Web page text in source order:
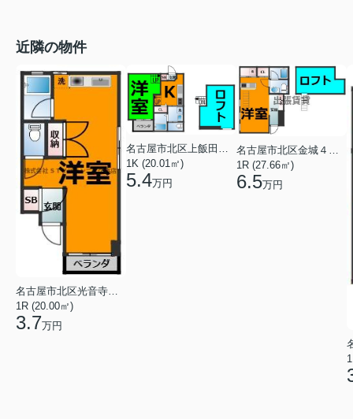
近隣の物件
1R (20.00㎡)
3.7万円
1K (20.01㎡)
5.4万円
1R (27.66㎡)
6.5万円